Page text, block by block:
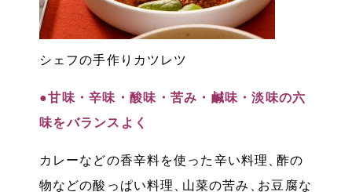
シェフの手作りカツレツ
●甘味・辛味・酸味・苦み・鹹味・淡味の六
味をバランスよく
カレーなどの香辛料を使った辛い料理 、酢の
物などの酸っぱい料理
、山菜の苦み 、お豆腐な